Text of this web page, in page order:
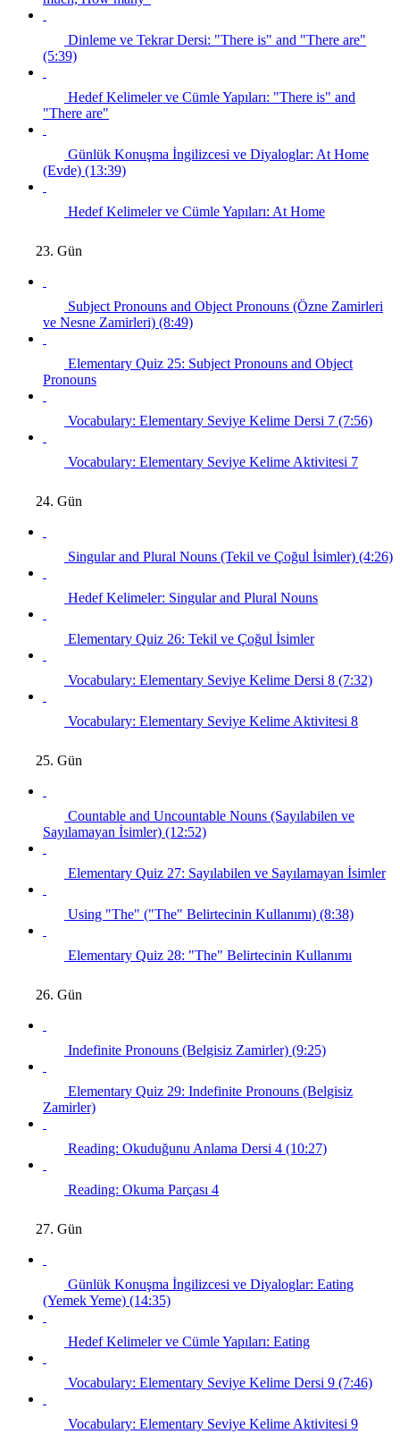
Dinleme ve Tekrar Dersi: "There is" and "There are"
(5:39)
Hedef Kelimeler ve Cümle Yapıları: "There is" and
"There are"
Günlük Konuşma İngilizcesi ve Diyaloglar: At Home
(Evde) (13:39)
Hedef Kelimeler ve Cümle Yapıları: At Home
23. Gün
Subject Pronouns and Object Pronouns (Özne Zamirleri
ve Nesne Zamirleri) (8:49)
Elementary Quiz 25: Subject Pronouns and Object
Pronouns
Vocabulary: Elementary Seviye Kelime Dersi 7 (7:56)
Vocabulary: Elementary Seviye Kelime Aktivitesi 7
24. Gün
Singular and Plural Nouns (Tekil ve Çoğul İsimler) (4:26)
Hedef Kelimeler: Singular and Plural Nouns
Elementary Quiz 26: Tekil ve Çoğul İsimler
Vocabulary: Elementary Seviye Kelime Dersi 8 (7:32)
Vocabulary: Elementary Seviye Kelime Aktivitesi 8
25. Gün
Countable and Uncountable Nouns (Sayılabilen ve
Sayılamayan İsimler) (12:52)
Elementary Quiz 27: Sayılabilen ve Sayılamayan İsimler
Using "The" ("The" Belirtecinin Kullanımı) (8:38)
Elementary Quiz 28: "The" Belirtecinin Kullanımı
26. Gün
Indefinite Pronouns (Belgisiz Zamirler) (9:25)
Elementary Quiz 29: Indefinite Pronouns (Belgisiz
Zamirler)
Reading: Okuduğunu Anlama Dersi 4 (10:27)
Reading: Okuma Parçası 4
27. Gün
Günlük Konuşma İngilizcesi ve Diyaloglar: Eating
(Yemek Yeme) (14:35)
Hedef Kelimeler ve Cümle Yapıları: Eating
Vocabulary: Elementary Seviye Kelime Dersi 9 (7:46)
Vocabulary: Elementary Seviye Kelime Aktivitesi 9